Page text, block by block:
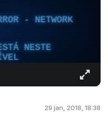
- NETWORK
NESTE
29 jan, 2018, 18:38